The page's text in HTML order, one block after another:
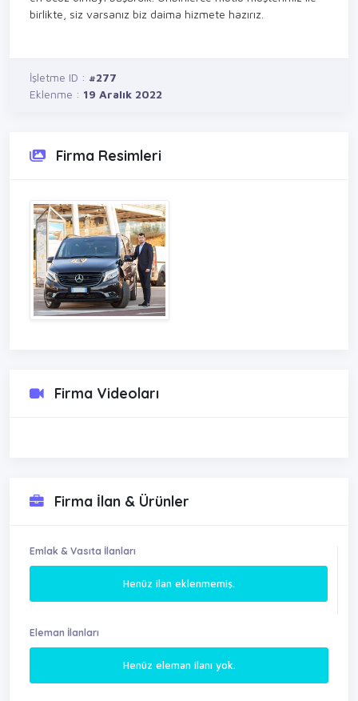
birlikte, siz varsanız biz daima hizmete hazırız.
İşletme ID : #277
Eklenme : 19 Aralık 2022
Firma Resimleri
Firma Videoları
Firma İlan & Ürünler
Emlak & Vasıta İlanları
Henüz ilan eklenmemiş.
Eleman İlanları
Henüz eleman ilanı yok.